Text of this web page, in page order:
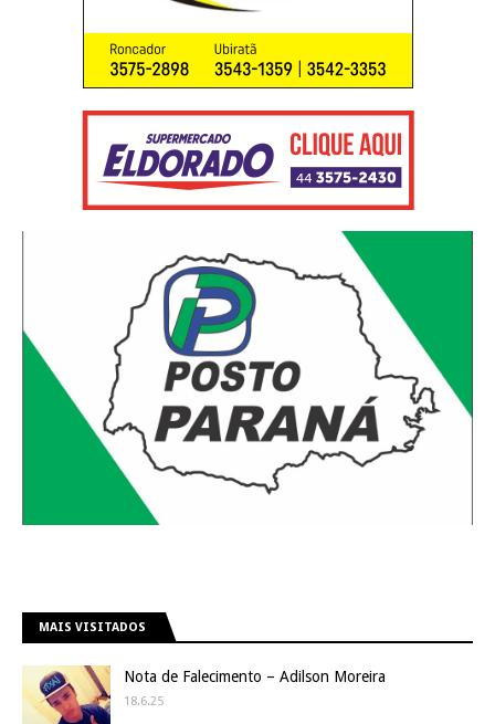
MAIS VISITADOS
Nota de Falecimento – Adilson Moreira
18.6.25